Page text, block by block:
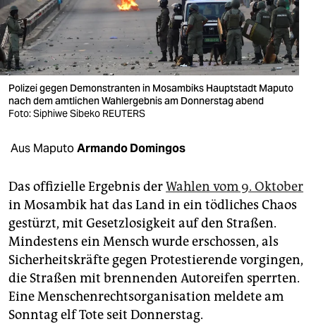
verlag
veranstaltungen
shop
fragen & hilfe
unterstützen
abo
epaper login
Polizei gegen Demonstranten in Mosambiks Hauptstadt Maputo
nach dem amtlichen Wahlergebnis am Donnerstag abend
Foto: Siphiwe Sibeko REUTERS
Aus MaputoArmando Domingos
Das offizielle Ergebnis derWahlen vom 9. Oktober
in Mosambik hat das Land in ein tödliches Chaos
gestürzt, mit Gesetzlosigkeit auf den Straßen.
Mindestens ein Mensch wurde erschossen, als
Sicherheitskräfte gegen Protestierende vorgingen,
die Straßen mit brennenden Autoreifen sperrten.
Eine Menschenrechtsorganisation meldete am
Sonntag elf Tote seit Donnerstag.